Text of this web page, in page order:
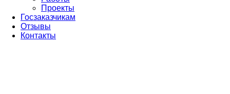
Проекты
Госзаказчикам
Отзывы
Контакты